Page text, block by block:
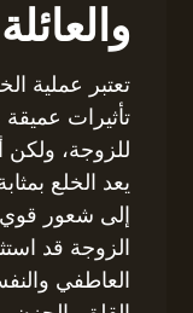
والعائلة
تعتبر عملية
تأثيرات
للزوجة، ولكن
يعد الخلع
إلى شعور قوي
الزوجة قد
العاطفي